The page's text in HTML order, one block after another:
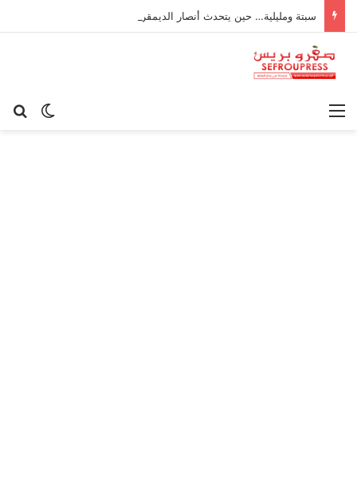
سبتة ومليلية… حين يتحدث أنصار الديمقراطية بلسان الاستعمار
الوضع القائمة